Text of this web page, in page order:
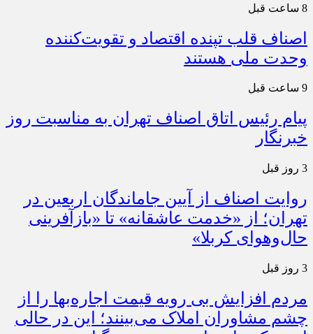
8 ساعت قبل
اصناف قلب تپنده اقتصاد و تقویت‌کننده
وحدت ملی هستند
9 ساعت قبل
پیام رئیس اتاق اصناف تهران به مناسبت روز
خبرنگار
3 روز قبل
روایت اصناف از آیین جاماندگان اربعین در
تهران؛ از «خدمت عاشقانه» تا «بازآفرینی
حال‌وهوای کربلا»
3 روز قبل
مردم افزایش بی رویه قیمت اجاره‌بها را از
چشم مشاوران املاک می‌بینند؛ این در حالی